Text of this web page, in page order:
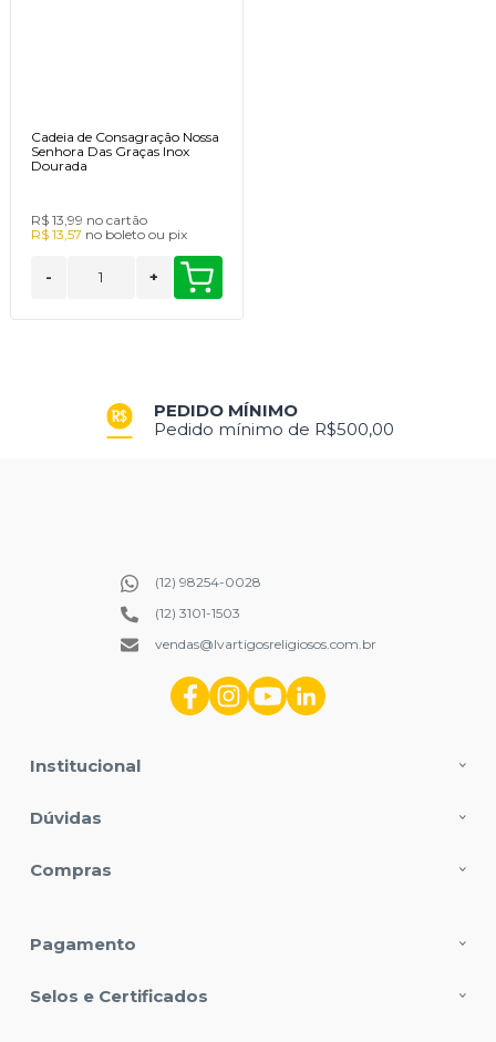
Cadeia de Consagração Nossa
Senhora Das Graças Inox
Dourada
R$ 13,99 no cartão
R$ 13,57 no boletoou pix
- +
PEDIDO MÍNIMO
Pedido mínimo de R$500,00
Institucional
Dúvidas
Compras
(12) 98254-0028
(12) 3101-1503
vendas@lvartigosreligiosos.com.br
Pagamento
Selos e Certificados